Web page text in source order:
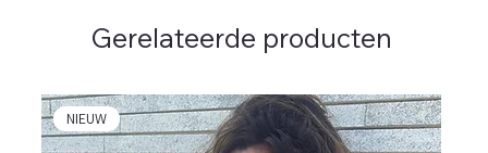
Gerelateerde producten
NIEUW